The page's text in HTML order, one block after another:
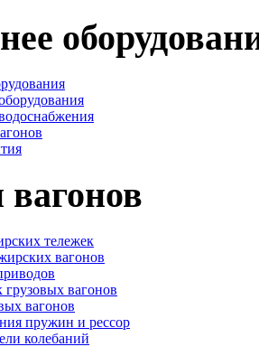
тележек
вагонов
грузовых вагонов
вагонов
пружин и рессор
колебаний